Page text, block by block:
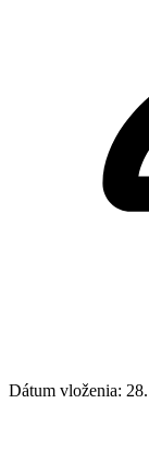
Dátum vloženia: